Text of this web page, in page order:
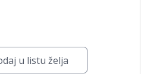
u listu želja